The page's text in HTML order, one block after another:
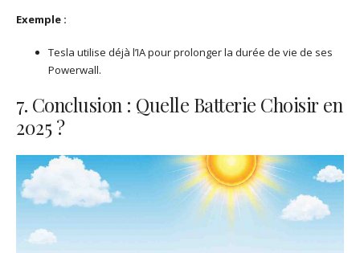
Exemple :
Tesla utilise déjà l’IA pour prolonger la durée de vie de ses
Powerwall.
7. Conclusion : Quelle Batterie Choisir en
2025 ?